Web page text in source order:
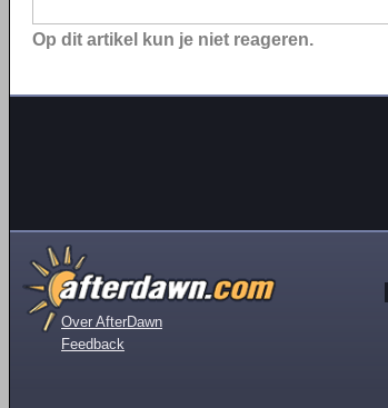
Op dit artikel kun je niet reageren.
Over AfterDawn
Feedback